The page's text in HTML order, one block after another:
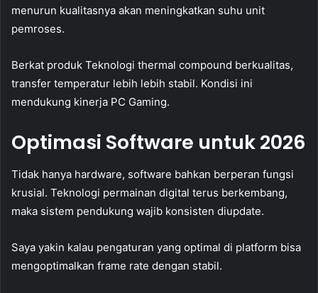
menurun kualitasnya akan meningkatkan suhu unit
pemroses.
Berkat produk Teknologi thermal compound berkualitas,
transfer temperatur lebih lebih stabil. Kondisi ini
mendukung kinerja PC Gaming.
Optimasi Software untuk 2026
Tidak hanya hardware, software bahkan berperan fungsi
krusial. Teknologi permainan digital terus berkembang,
maka sistem pendukung wajib konsisten diupdate.
Saya yakin kalau pengaturan yang optimal di platform bisa
mengoptimalkan frame rate dengan stabil.